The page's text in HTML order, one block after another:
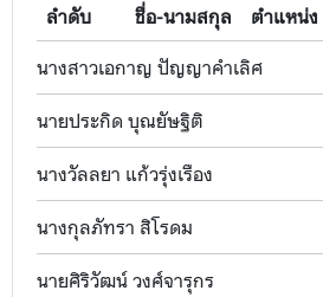
ลำดับ ชื่อ-นามสกุล ตำแหน่ง
นางสาวเอกาญ ปัญญาคำเลิศ
นายประกิด บุณยัษฐิติ
นางวัลลยา แก้วรุ่งเรือง
นางกุลภัทรา สิโรดม
นายศิริวัฒน์ วงศ์จารุกร